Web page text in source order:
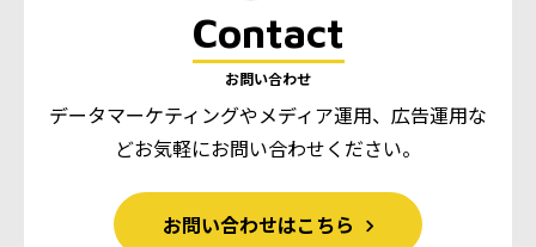
Contact
お問い合わせ
データマーケティングやメディア運用、広告運用な
どお気軽にお問い合わせください。
お問い合わせはこちら